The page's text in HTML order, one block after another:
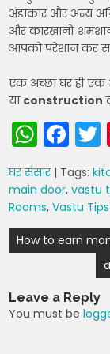
अंडाकार और अन्य
और कारखानों
आपको परेशान कर
एक अच्छा घर ही एक
या construction
W
h
a
ts
A
p
p
F
a
c
e
b
o
o
k
घर संसार| Tags:
main door,vastu
Rooms,Vastu
Post
navigation
How to earn
Leave a Reply
You must be